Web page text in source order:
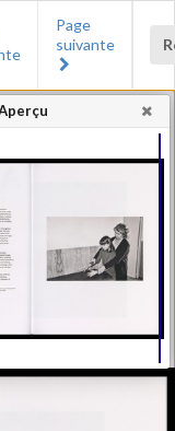
Page
suivante